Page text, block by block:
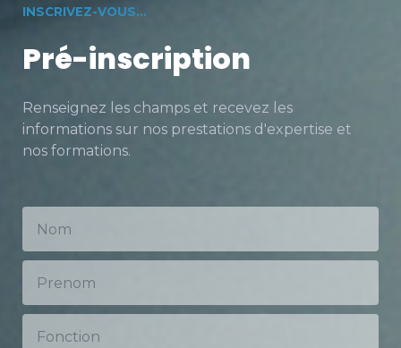
INSCRIVEZ-VOUS...
Pré-inscription
Renseignez les champs et recevez les
informations sur nos prestations d'expertise et
nos formations.